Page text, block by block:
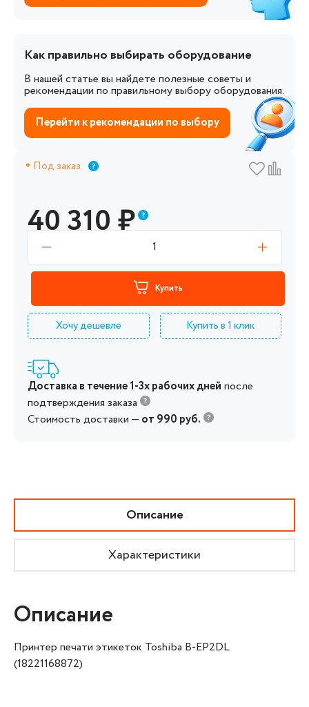
Как правильно выбирать оборудование
В нашей статье вы найдете полезные советы и
рекомендации по правильному выбору оборудования.
Перейти к рекомендации по выбору
Под заказ
40 310₽
1
Купить
Хочу дешевле Купить в 1 клик
Доставка в течение 1-3х рабочих дней после
подтверждения заказа
Стоимость доставки — от 990 руб.
Описание
Характеристики
Описание
Принтер печати этикеток Toshiba B-EP2DL
(18221168872)